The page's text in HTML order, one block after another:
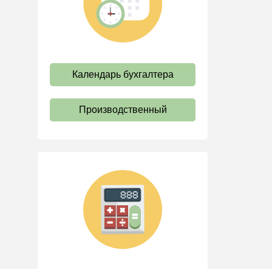
труда
Отпуск и время отдыха
Ответственность и
взыскания
Пенсии
должностные инструкции
Трудовые книжки
Кадровые документы и
образцы
Персональные данные
Календарь бухгалтера
Производственный